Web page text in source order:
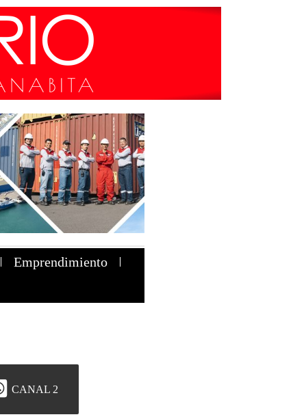
Emprendimiento
CANAL 2